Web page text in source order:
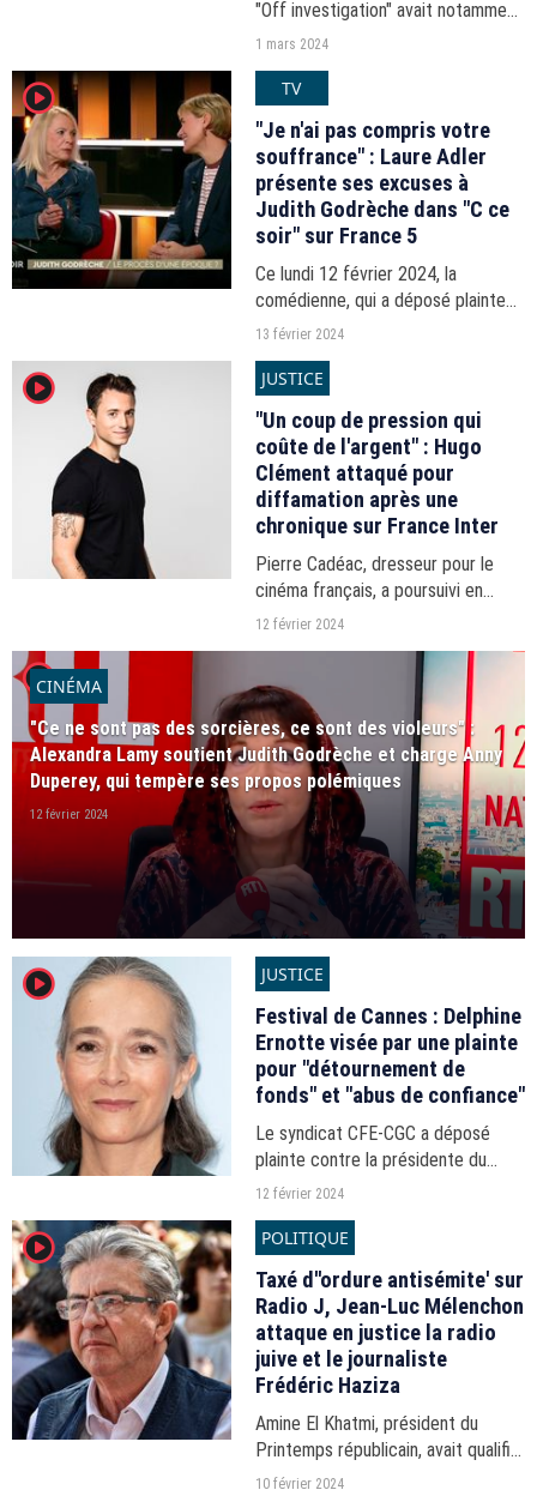
"Off investigation" avait notamment
témoigné dans un portrait consacré
Prix albert Londres à Tristan
1 mars 2024
player2 TV
"Je n'ai pas compris votre
souffrance" : Laure Adler
présente ses excuses à
Judith Godrèche dans "C ce
soir" sur France 5
Ce lundi 12 février 2024, la
comédienne, qui a déposé plainte
pour "viols sur mineur" contre les
Jacques Doillon, a dénoncé un peu
13 février 2024
player2 JUSTICE
"Un coup de pression qui
coûte de l'argent" : Hugo
Clément attaqué pour
diffamation après une
chronique sur France Inter
Pierre Cadéac, dresseur pour le
cinéma français, a poursuivi en
justice Hugo Clément, qui a mis en
France Inter, les accusations de
violences envers ses...
12 février 2024
player2CINÉMA
"Ce ne sont pas des sorcières, ce sont des violeurs" :
Alexandra Lamy soutient Judith Godrèche et charge Anny
Duperey, qui tempère ses propos polémiques
12 février 2024
player2 JUSTICE
Festival de Cannes : Delphine
Ernotte visée par une plainte
pour "détournement de
fonds" et "abus de confiance"
Le syndicat CFE-CGC a déposé
plainte contre la présidente du
groupe public, révèle "La lettre" ce
les coûts engendrés par le séjour
de la délégation...
12 février 2024
player2 POLITIQUE
Taxé d''ordure antisémite' sur
Radio J, Jean-Luc Mélenchon
attaque en justice la radio
juive et le journaliste
Frédéric Haziza
Amine El Khatmi, président du
Printemps républicain, avait qualifié
le leader Insoumis de la sorte après
10 février 2024